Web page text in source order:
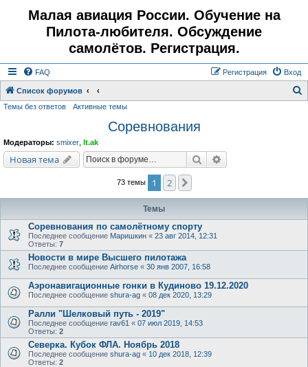
Малая авиация России. Обучение на
Пилота-любителя. Обсуждение
самолётов. Регистрация.
FAQ Вход
Регистрация
Список форумов
Темы без ответов Активные темы
Соревнования
Модераторы: smixer lt.ak
Новая тема Поиск
73 темы 1 2
Темы
Соревнования по самолётному спорту
Последнее сообщение Маришкин « 23 авг 2014, 12:31
Ответы: 7
Новости в мире Высшего пилотажа
Последнее сообщение Airhorse « 30 янв 2007, 16:58
Аэронавигационные гонки в Кудиново 19.12.2020
Последнее сообщение shura-ag « 08 дек 2020, 13:29
Ралли "Шелковый путь - 2019"
Последнее сообщение rav61 « 07 июл 2019, 14:53
Ответы: 2
Cеверка. Кубок ФЛА. Ноябрь 2018
Последнее сообщение shura-ag « 10 дек 2018, 12:39
Ответы: 2